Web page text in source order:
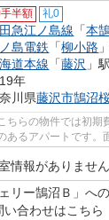
半額 礼0
急江ノ島線 「本
島電鉄 「柳小路
道本線 「藤沢 」
年
川県藤沢市鵠沼
ちらの物件では初期
あるアパートです。
情報がありません
ェリー鵠沼Ｂ」への
い合わせはこちら